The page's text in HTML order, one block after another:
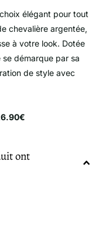
élégant pour tout
chevalière argentée,
à votre look. Dotée
démarque par sa
de style avec
ont